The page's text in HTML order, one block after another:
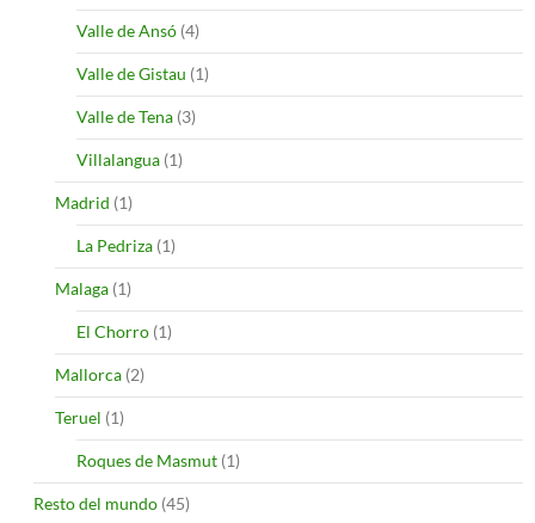
Valle de Ansó (4)
Valle de Gistau (1)
Valle de Tena (3)
Villalangua (1)
Madrid (1)
La Pedriza (1)
Malaga (1)
El Chorro (1)
Mallorca (2)
Teruel (1)
Roques de Masmut (1)
Resto del mundo (45)